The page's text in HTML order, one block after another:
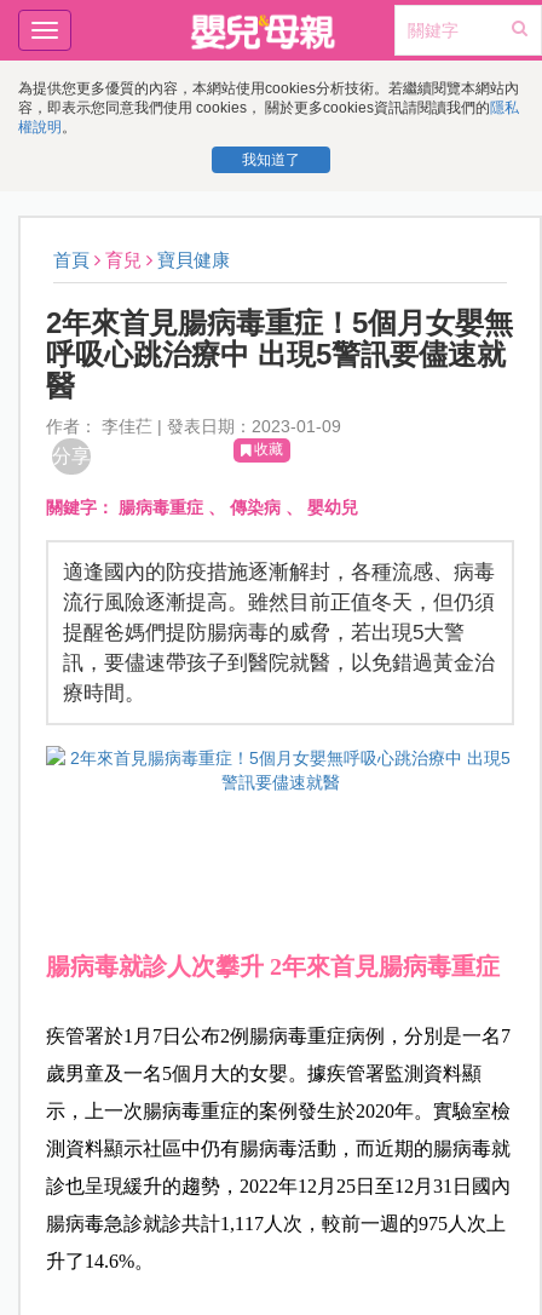
為提供您更多優質的內容，本網站使用cookies分析技術。若繼續閱覽本網站內
容，即表示您同意我們使用 cookies， 關於更多cookies資訊請閱讀我們的隱私
權說明 。
我知道了
Toggle
navigation
首頁 育兒 寶貝健康
2年來首見腸病毒重症！5個月女嬰無
呼吸心跳治療中 出現5警訊要儘速就
醫
作者： 李佳芢 | 發表日期：2023-01-09
分享 收藏
關鍵字： 腸病毒重症、 傳染病、 嬰幼兒
適逢國內的防疫措施逐漸解封，各種流感、病毒
流行風險逐漸提高。雖然目前正值冬天，但仍須
提醒爸媽們提防腸病毒的威脅，若出現5大警
訊，要儘速帶孩子到醫院就醫，以免錯過黃金治
療時間。
腸病毒就診人次攀升 2年來首見腸病毒重症
疾管署於1月7日公布2例腸病毒重症病例，分別是一名7
歲男童及一名5個月大的女嬰。據疾管署監測資料顯
示，上一次腸病毒重症的案例發生於2020年。實驗室檢
測資料顯示社區中仍有腸病毒活動，而近期的腸病毒就
診也呈現緩升的趨勢，2022年12月25日至12月31日國內
腸病毒急診就診共計1,117人次，較前一週的975人次上
升了14.6%。